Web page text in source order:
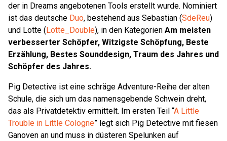
der in Dreams angebotenen Tools erstellt wurde. Nominiert
ist das deutsche Duo, bestehend aus Sebastian (SdeReu)
und Lotte (Lotte_Double), in den Kategorien Am meisten
verbesserter Schöpfer, Witzigste Schöpfung, Beste
Erzählung, Bestes Sounddesign, Traum des Jahres und
Schöpfer des Jahres.
Pig Detective ist eine schräge Adventure-Reihe der alten
Schule, die sich um das namensgebende Schwein dreht,
das als Privatdetektiv ermittelt. Im ersten Teil “A Little
Trouble in Little Cologne” legt sich Pig Detective mit fiesen
Ganoven an und muss in düsteren Spelunken auf